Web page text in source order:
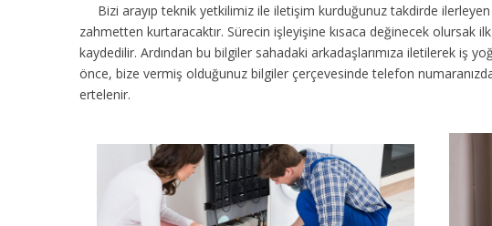
Bizi arayıp teknik yetkilimiz ile iletişim kurduğunuz takdirde
zahmetten kurtaracaktır. Sürecin işleyişine kısaca değinecek olursak
kaydedilir. Ardından bu bilgiler sahadaki arkadaşlarımıza iletilerek iş
önce, bize vermiş olduğunuz bilgiler çerçevesinde telefon
ertelenir.